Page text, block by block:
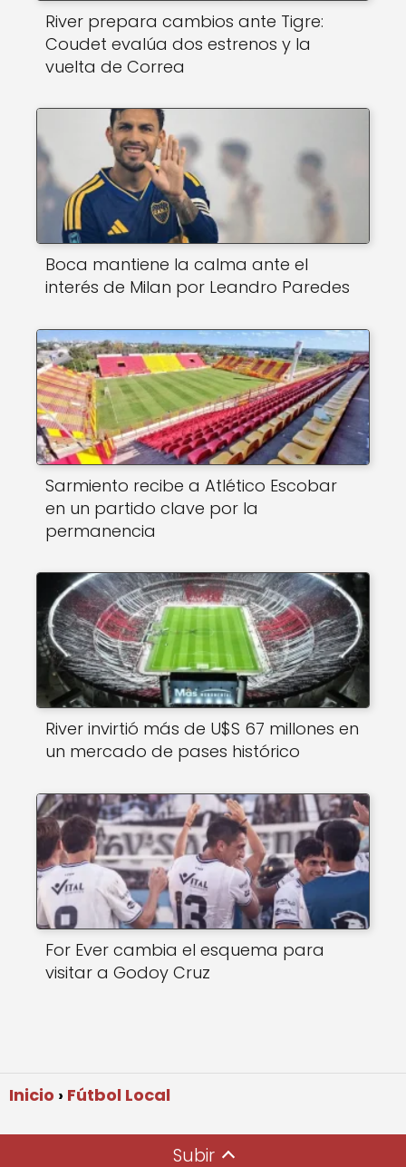
River prepara cambios ante Tigre:
Coudet evalúa dos estrenos y la
vuelta de Correa
Boca mantiene la calma ante el
interés de Milan por Leandro Paredes
Sarmiento recibe a Atlético Escobar
en un partido clave por la
permanencia
River invirtió más de U$S 67 millones en
un mercado de pases histórico
For Ever cambia el esquema para
visitar a Godoy Cruz
Inicio Fútbol Local
Subir